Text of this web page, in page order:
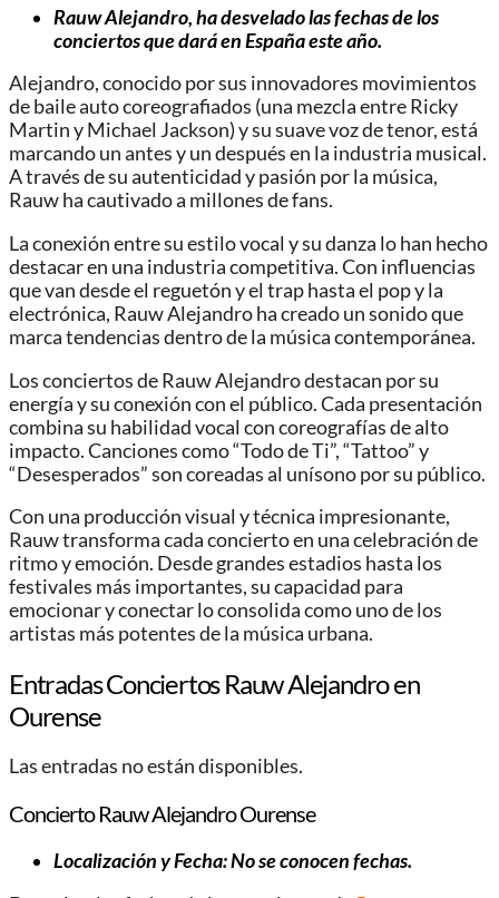
Rauw Alejandro, ha desvelado las fechas de los
conciertos que dará en España este año.
Alejandro, conocido por sus innovadores movimientos
de baile auto coreografiados (una mezcla entre Ricky
Martin y Michael Jackson) y su suave voz de tenor, está
marcando un antes y un después en la industria musical.
A través de su autenticidad y pasión por la música,
Rauw ha cautivado a millones de fans.
La conexión entre su estilo vocal y su danza lo han hecho
destacar en una industria competitiva. Con influencias
que van desde el reguetón y el trap hasta el pop y la
electrónica, Rauw Alejandro ha creado un sonido que
marca tendencias dentro de la música contemporánea.
Los conciertos de Rauw Alejandro destacan por su
energía y su conexión con el público. Cada presentación
combina su habilidad vocal con coreografías de alto
impacto. Canciones como “Todo de Ti”, “Tattoo” y
“Desesperados” son coreadas al unísono por su público.
Con una producción visual y técnica impresionante,
Rauw transforma cada concierto en una celebración de
ritmo y emoción. Desde grandes estadios hasta los
festivales más importantes, su capacidad para
emocionar y conectar lo consolida como uno de los
artistas más potentes de la música urbana.
Entradas Conciertos Rauw Alejandro en
Ourense
Las entradas no están disponibles.
Concierto Rauw Alejandro Ourense
Localización y Fecha: No se conocen fechas.